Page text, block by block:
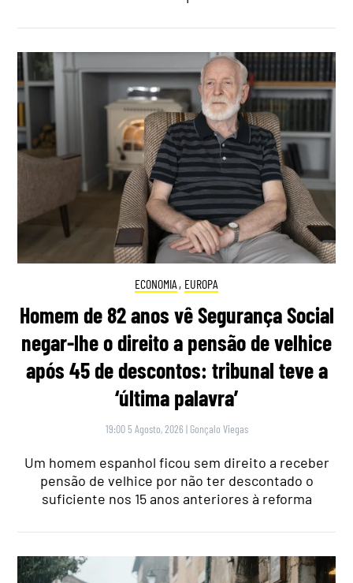
ECONOMIA , EUROPA
Homem de 82 anos vê Segurança Social
negar-lhe o direito a pensão de velhice
após 45 de descontos: tribunal teve a
‘última palavra’
19:00 5 Agosto, 2026 | Gonçalo Viegas
Um homem espanhol ficou sem direito a receber
pensão de velhice por não ter descontado o
suficiente nos 15 anos anteriores à reforma